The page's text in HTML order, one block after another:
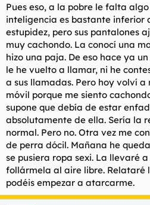
d
e
l
t
e
m
a
i
c
i
o
Pues eso, a la pobre le falta
inteligencia es bastante inferior
estupidez, pero sus pantalones
muy cachondo. La conocí una
hizo una paja. De eso hace ya
le he vuelto a llamar, ni he
a sus llamadas. Pero hoy volví
móvil porque me siento
supone que debía de estar
absolutamente de ella. Sería la
normal. Pero no. Otra vez me
de perra dócil. Mañana he
se pusiera ropa sexi. La llevaré
follármela al aire libre. Relataré
podéis empezar a atarcarme.